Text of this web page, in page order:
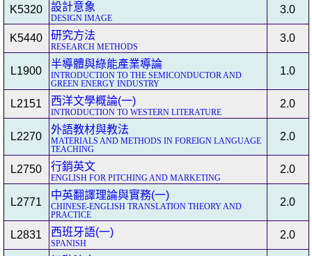
K5320 設計意象
DESIGN IMAGE
3.0
K5440 研究方法
RESEARCH METHODS
3.0
L1900
半導體與綠能產業導論
INTRODUCTION TO THE SEMICONDUCTOR AND
GREEN ENERGY INDUSTRY
1.0
L2151 西洋文學概論(一)
INTRODUCTION TO WESTERN LITERATURE
2.0
L2270
外語教材與教法
MATERIALS AND METHODS IN FOREIGN LANGUAGE
TEACHING
2.0
L2750 行銷英文
ENGLISH FOR PITCHING AND MARKETING
2.0
L2771
中英翻譯理論與實務(一)
CHINESE-ENGLISH TRANSLATION THEORY AND
PRACTICE
2.0
L2831 西班牙語(一)
SPANISH
2.0